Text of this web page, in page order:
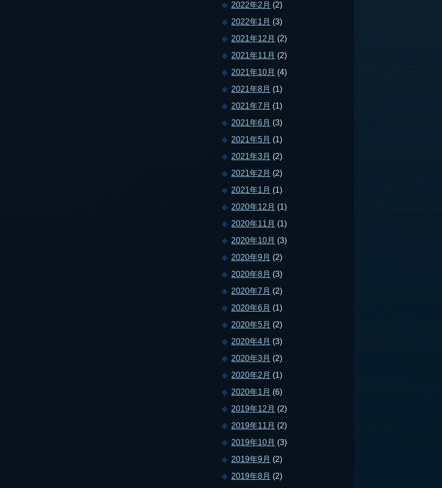
2022年2月 (2)
2022年1月 (3)
2021年12月 (2)
2021年11月 (2)
2021年10月 (4)
2021年8月 (1)
2021年7月 (1)
2021年6月 (3)
2021年5月 (1)
2021年3月 (2)
2021年2月 (2)
2021年1月 (1)
2020年12月 (1)
2020年11月 (1)
2020年10月 (3)
2020年9月 (2)
2020年8月 (3)
2020年7月 (2)
2020年6月 (1)
2020年5月 (2)
2020年4月 (3)
2020年3月 (2)
2020年2月 (1)
2020年1月 (6)
2019年12月 (2)
2019年11月 (2)
2019年10月 (3)
2019年9月 (2)
2019年8月 (2)